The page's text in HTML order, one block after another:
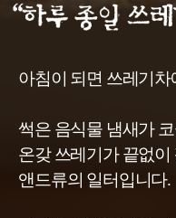
아침이 되면 쓰레기
썩은 음식물 냄새가
온갖 쓰레기가 끝없이
앤드류의 일터입니다.